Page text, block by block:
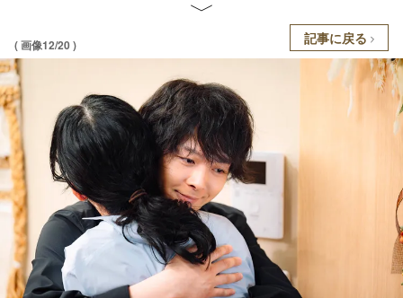
( 画像12/20 ) 記事に戻る